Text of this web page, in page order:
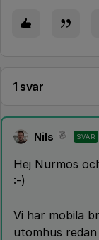
1 svar
Nils SVAR
Hej Nurmos
:-)
Vi har mobila
utomhus